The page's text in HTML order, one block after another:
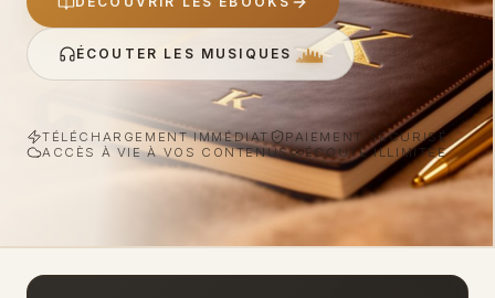
ÉCOUTER LES MUSIQUES
TÉLÉCHARGEMENT IMMÉDIAT
PAIEMENT SÉCURISÉ
ACCÈS À VIE À VOS CONTENUS
ÉCOUTE ILLIMITÉE